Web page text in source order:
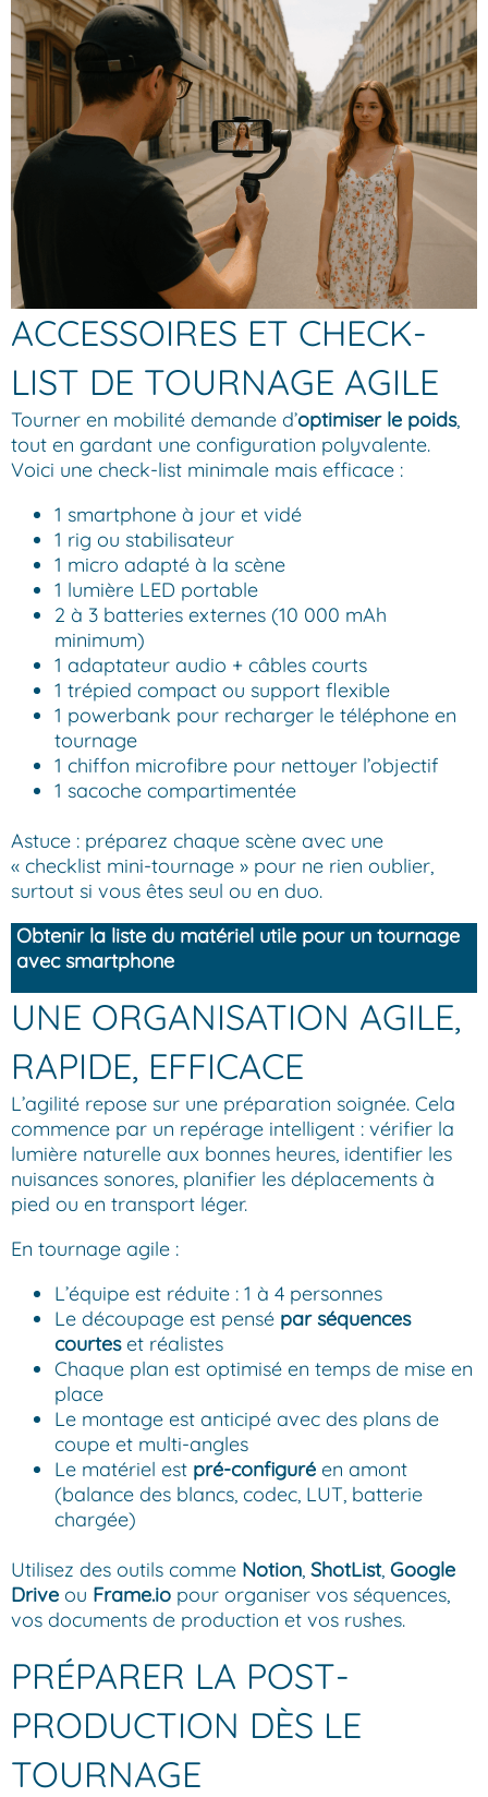
ACCESSOIRES ET CHECK-
LIST DE TOURNAGE AGILE
Tourner en mobilité demande d’optimiser le poids,
tout en gardant une configuration polyvalente.
Voici une check-list minimale mais efficace :
1 smartphone à jour et vidé
1 rig ou stabilisateur
1 micro adapté à la scène
1 lumière LED portable
2 à 3 batteries externes (10 000 mAh
minimum)
1 adaptateur audio + câbles courts
1 trépied compact ou support flexible
1 powerbank pour recharger le téléphone en
tournage
1 chiffon microfibre pour nettoyer l’objectif
1 sacoche compartimentée
Astuce : préparez chaque scène avec une
« checklist mini-tournage » pour ne rien oublier,
surtout si vous êtes seul ou en duo.
Obtenir la liste du matériel utile pour un tournage
avec smartphone
UNE ORGANISATION AGILE,
RAPIDE, EFFICACE
L’agilité repose sur une préparation soignée. Cela
commence par un repérage intelligent : vérifier la
lumière naturelle aux bonnes heures, identifier les
nuisances sonores, planifier les déplacements à
pied ou en transport léger.
En tournage agile :
L’équipe est réduite : 1 à 4 personnes
Le découpage est pensé par séquences
courteset réalistes
Chaque plan est optimisé en temps de mise en
place
Le montage est anticipé avec des plans de
coupe et multi-angles
Le matériel est pré-configuré en amont
(balance des blancs, codec, LUT, batterie
chargée)
Utilisez des outils comme Notion, ShotList, Google
Drive ou Frame.io pour organiser vos séquences,
vos documents de production et vos rushes.
PRÉPARER LA POST-
PRODUCTION DÈS LE
TOURNAGE